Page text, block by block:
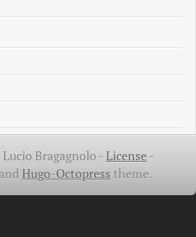
Bragagnolo -License -
and Hugo-Octopress theme.